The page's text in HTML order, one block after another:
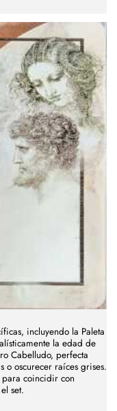
incluyendo la Paleta
la edad de
Cabelludo, perfecta
o oscurecer raíces grises.
para coincidir con
set.